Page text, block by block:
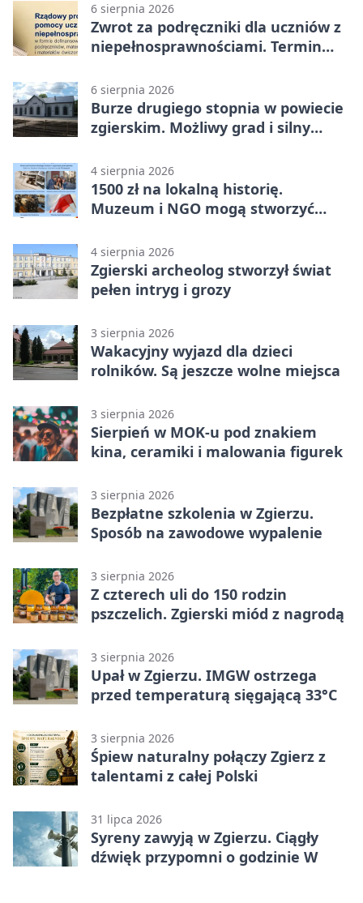
6 sierpnia 2026
Zwrot za podręczniki dla uczniów z
niepełnosprawnościami. Termin
6 sierpnia 2026
Burze drugiego stopnia w powiecie
zgierskim. Możliwy grad i silny
4 sierpnia 2026
1500 zł na lokalną historię.
Muzeum i NGO mogą stworzyć
4 sierpnia 2026
Zgierski archeolog stworzył świat
pełen intryg i grozy
3 sierpnia 2026
Wakacyjny wyjazd dla dzieci
rolników. Są jeszcze wolne miejsca
3 sierpnia 2026
Sierpień w MOK-u pod znakiem
kina, ceramiki i malowania figurek
3 sierpnia 2026
Bezpłatne szkolenia w Zgierzu.
Sposób na zawodowe wypalenie
3 sierpnia 2026
Z czterech uli do 150 rodzin
pszczelich. Zgierski miód z nagrodą
3 sierpnia 2026
Upał w Zgierzu. IMGW ostrzega
przed temperaturą sięgającą 33°C
3 sierpnia 2026
Śpiew naturalny połączy Zgierz z
talentami z całej Polski
31 lipca 2026
Syreny zawyją w Zgierzu. Ciągły
dźwięk przypomni o godzinie W